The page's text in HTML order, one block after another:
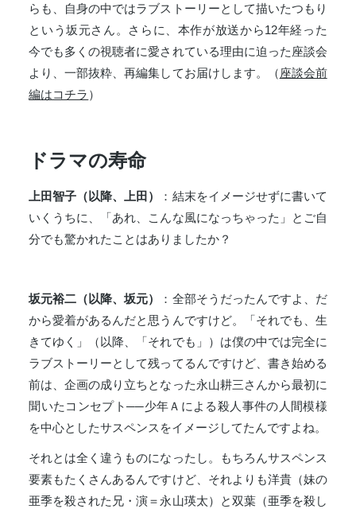
らも、自身の中ではラブストーリーとして描いたつもり
という坂元さん。さらに、本作が放送から12年経った
今でも多くの視聴者に愛されている理由に迫った座談会
より、一部抜粋、再編集してお届けします。（座談会前
編はコチラ ）
ドラマの寿命
上田智子（以降、上田）
：結末をイメージせずに書いて
いくうちに、「あれ、こんな風になっちゃった」とご自
分でも驚かれたことはありましたか？
坂元裕二（以降、坂元）
：全部そうだったんですよ、だ
から愛着があるんだと思うんですけど。「それでも、生
きてゆく」（以降、「それでも」）は僕の中では完全に
ラブストーリーとして残ってるんですけど、書き始める
前は、企画の成り立ちとなった永山耕三さんから最初に
聞いたコンセプト──少年Ａによる殺人事件の人間模様
を中心としたサスペンスをイメージしてたんですよね。
それとは全く違うものになったし。もちろんサスペンス
要素もたくさんあるんですけど、それよりも洋貴（妹の
亜季を殺された兄・演＝永山瑛太）と双葉（亜季を殺し